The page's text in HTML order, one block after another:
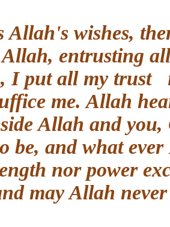
Allah's wishes,
Allah,
I put all my
suffice me. Allah
Allah and
to be, and what
nor power
may Allah